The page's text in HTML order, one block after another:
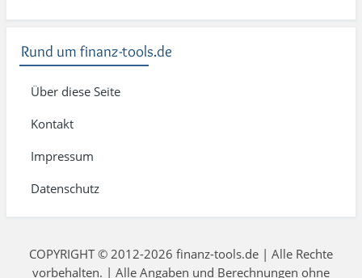
Rund um finanz-tools.de
Über diese Seite
Kontakt
Impressum
Datenschutz
COPYRIGHT © 2012-2026 finanz-tools.de | Alle Rechte
vorbehalten. | Alle Angaben und Berechnungen ohne